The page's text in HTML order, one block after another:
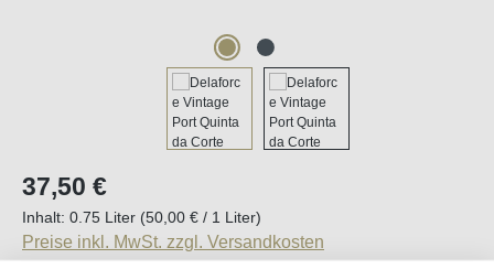
Regulärer Preis:
37,50 €
Inhalt: 0.75 Liter (50,00 € / 1 Liter)
Preise inkl. MwSt. zzgl. Versandkosten